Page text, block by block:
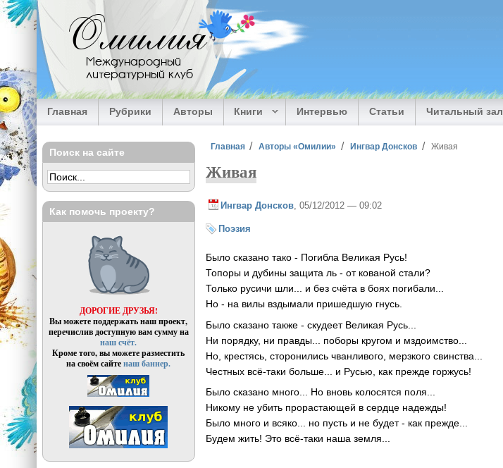
Перейти к основному содержанию
Омилия
Международный
литературный клуб
Главная Рубрики Авторы Книги Интервью Статьи Читальный зал
Вы здесь
Главная Авторы «Омилии» Ингвар Донсков Живая
Живая
Ингвар Донсков , 05/12/2012 — 09:02
Поэзия
Было сказано тако - Погибла Великая Русь!
Топоры и дубины защита ль - от кованой стали?
Только русичи шли... и без счёта в боях погибали...
Но - на вилы вздымали пришедшую гнусь.
Было сказано также - скудеет Великая Русь...
Ни порядку, ни правды... поборы кругом и мздоимство...
Но, крестясь, сторонились чванливого, мерзкого свинства...
Честных всё-таки больше... и Русью, как прежде горжусь!
Было сказано много... Но вновь колосятся поля...
Никому не убить прорастающей в сердце надежды!
Было много и всяко... но пусть и не будет - как прежде...
Будем жить! Это всё-таки наша земля...
Поиск на сайте
Как помочь проекту?
ДОРОГИЕ ДРУЗЬЯ!
Вы можете поддержать наш проект,
перечислив доступную вам сумму на
наш счёт.
Кроме того, вы можете разместить
на своём сайтенаш баннер.